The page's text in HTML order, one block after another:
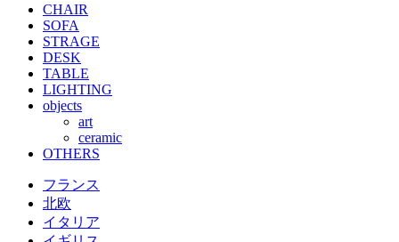
CHAIR
SOFA
STRAGE
DESK
TABLE
LIGHTING
objects
art
ceramic
OTHERS
フランス
北欧
イタリア